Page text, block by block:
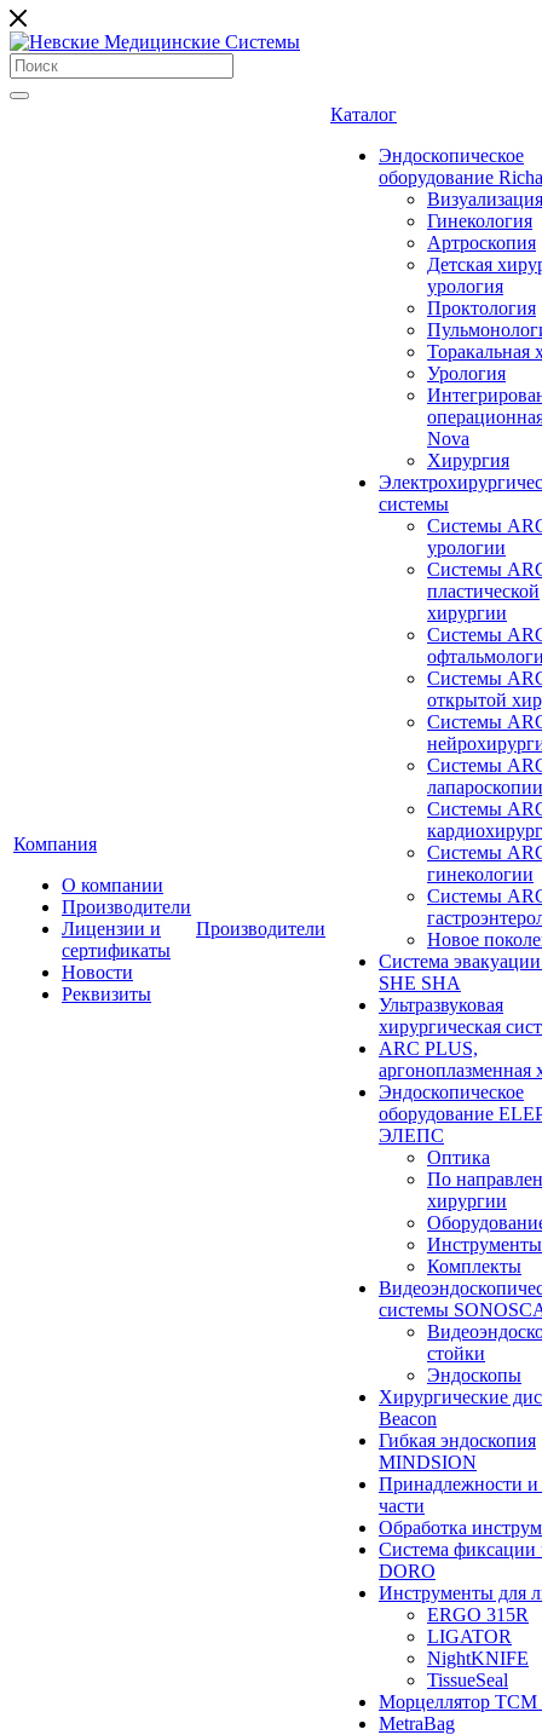
Компания
О компании
Производители
Лицензии и
сертификаты
Новости
Реквизиты
Производители
Каталог
Эндоскопическое
оборудование
Визуализация
Гинекология
Артроскопия
Детская
урология
Проктология
Торакальная
Урология
Nova
Хирургия
системы
Системы
урологии
Системы
пластической
хирургии
Системы
Системы
открытой
Системы
Системы
лапароскопии
Системы
Системы
гинекологии
Системы
Новое
Система
SHE SHA
Ультразвуковая
хирургическая
ARC PLUS,
аргоноплазменная
Эндоскопическое
оборудование
ЭЛЕПС
Оптика
По
хирургии
Инструменты
Комплекты
системы
стойки
Эндоскопы
Хирургические
Beacon
Гибкая эндоскопия
MINDSION
Принадлежности и
части
Обработка
Система фиксации
DORO
Инструменты для
ERGO 315R
LIGATOR
NightKNIFE
TissueSeal
Морцеллятор ТСМ
MetraBag